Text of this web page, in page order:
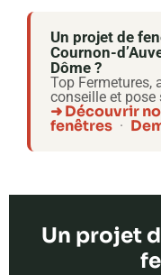
Un projet de
Cournon-
Dôme ?
Top Fermetures,
conseille et pose
➜ Découvrir
fenêtres ·
Un projet